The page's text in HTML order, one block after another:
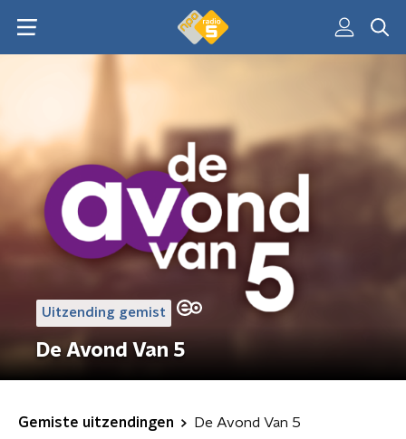
Uitzending gemist
De Avond Van 5
Gemiste uitzendingen De Avond Van 5